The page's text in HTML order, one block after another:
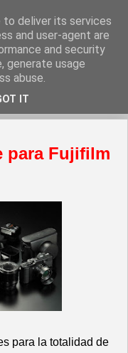
para Fujifilm
para la totalidad de
to deliver its services
and user-agent are
and security
generate usage
abuse.
IT